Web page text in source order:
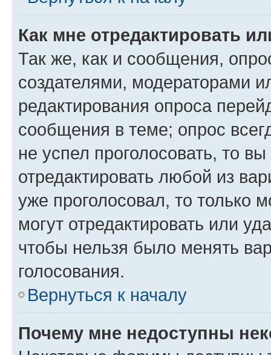
Как мне отредактировать
Так же, как и сообщения,
создателями, модераторами
редактирования опроса
сообщения в теме; опрос
не успел проголосовать, то
отредактировать любой из
уже проголосовал, то только
могут отредактировать или
чтобы нельзя было менять
голосования.
Вернуться к началу
Почему мне недоступны